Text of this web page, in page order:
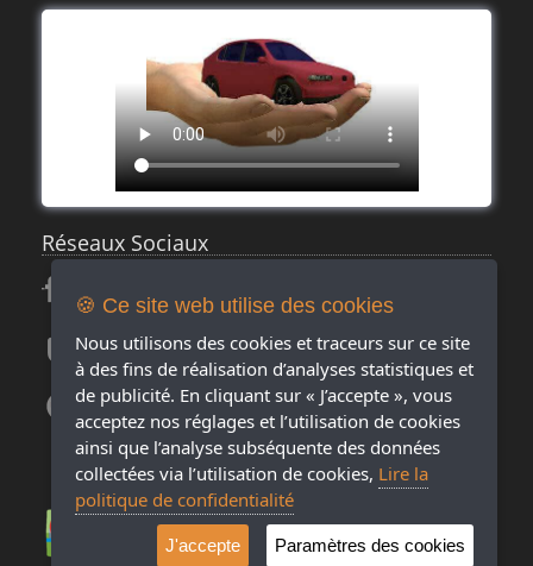
Réseaux Sociaux
🍪 Ce site web utilise des cookies
Nous utilisons des cookies et traceurs sur ce site
à des fins de réalisation d’analyses statistiques et
de publicité. En cliquant sur « J’accepte », vous
acceptez nos réglages et l’utilisation de cookies
ainsi que l’analyse subséquente des données
collectées via l’utilisation de cookies, Lire la
politique de confidentialité
J'accepte Paramètres des cookies